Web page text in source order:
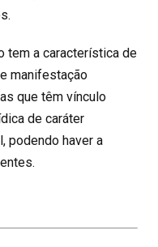
tem a característica de
manifestação
que têm vínculo
de caráter
podendo haver a